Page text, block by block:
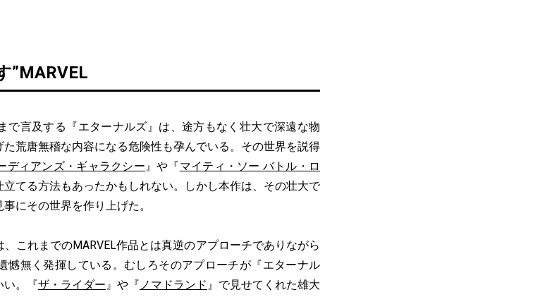
”MARVEL
言及する『エターナルズ』は、途方もなく壮大で深遠な物
荒唐無稽な内容になる危険性も孕んでいる。その世界を説得
ディアンズ・ギャラクシー』や『マイティ・ソー バトル・ロ
てる方法もあったかもしれない。しかし本作は、その壮大で
にその世界を作り上げた。
これまでのMARVEL作品とは真逆のアプローチでありながら
憾無く発揮している。むしろそのアプローチが『エターナル
い。『ザ・ライダー』や『 ノマドランド 』で見せてくれた雄大